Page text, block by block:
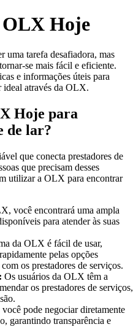
Hoje
uma tarefa desafiadora, mas
se mais fácil e eficiente.
e informações úteis para
ideal através da OLX.
Hoje para
de lar?
que conecta prestadores de
que precisam desses
utilizar a OLX para encontrar
você encontrará uma ampla
para atender às suas
da OLX é fácil de usar,
pelas opções
os prestadores de serviços.
Os usuários da OLX têm a
os prestadores de serviços,
pode negociar diretamente
garantindo transparência e